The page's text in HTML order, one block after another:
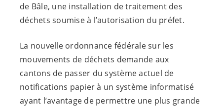
de Bâle, une installation de traitement des
déchets soumise à l’autorisation du préfet.
La nouvelle ordonnance fédérale sur les
mouvements de déchets demande aux
cantons de passer du système actuel de
notifications papier à un système informatisé
ayant l’avantage de permettre une plus grande